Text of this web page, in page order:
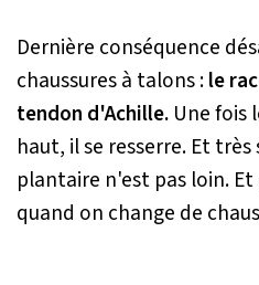
Dernière conséquence
chaussures à talons :le
tendon d'Achille. Une fois
haut, il se resserre. Et
plantaire n'est pas loin.
quand on change de